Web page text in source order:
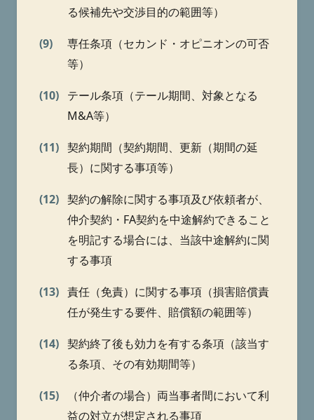
る候補先や交渉目的の範囲等）
(9)
専任条項（セカンド・オピニオンの可否
等）
(10) テール条項（テール期間、対象となる
M&A等）
(11) 契約期間（契約期間、更新（期間の延
長）に関する事項等）
(12) 契約の解除に関する事項及び依頼者が、
仲介契約・FA契約を中途解約できること
を明記する場合には、当該中途解約に関
する事項
(13) 責任（免責）に関する事項（損害賠償責
任が発生する要件、賠償額の範囲等）
(14) 契約終了後も効力を有する条項（該当す
る条項、その有効期間等）
(15)
（仲介者の場合）両当事者間において利
益の対立が想定される事項